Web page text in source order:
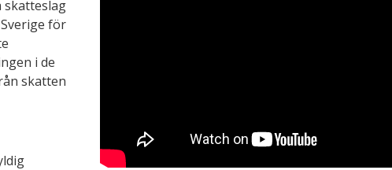
skatteslag
för
i de
skatten